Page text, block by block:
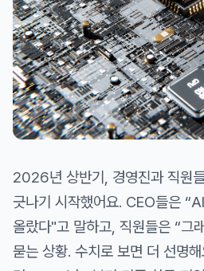
2026년 상반기, 경영진과 직원
긋나기 시작했어요. CEO들은
올랐다"고 말하고, 직원들은 “그
묻는 상황. 수치로 보면 더 선명